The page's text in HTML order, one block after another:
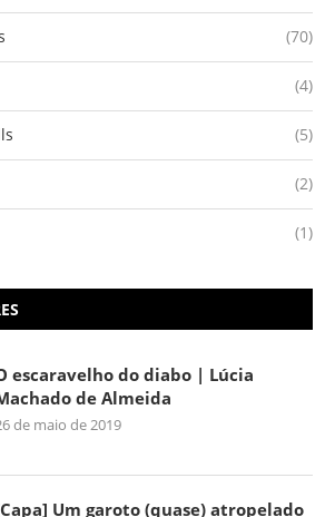
(70)
(4)
(5)
(2)
(1)
escaravelho do diabo | Lúcia
de Almeida
de maio de 2019
Um garoto (quase) atropelado